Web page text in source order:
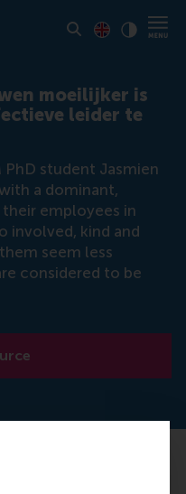
moeilijker is
leider te
PhD student Jasmien
a dominant,
employees in
involved, kind and
seem less
considered to be
student Jasmien